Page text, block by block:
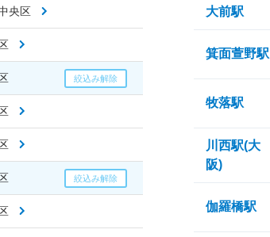
央区
大前駅
箕面萱野駅
牧落駅
川西駅(大
阪)
伽羅橋駅